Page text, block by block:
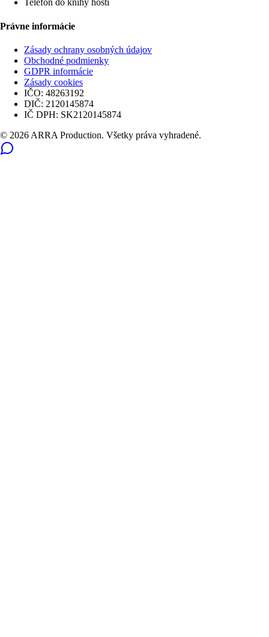
Telefón do knihy hostí
Právne informácie
Zásady ochrany osobných údajov
Obchodné podmienky
GDPR informácie
Zásady cookies
IČO: 48263192
DIČ: 2120145874
IČ DPH: SK2120145874
© 2026 ARRA Production. Všetky práva vyhradené.